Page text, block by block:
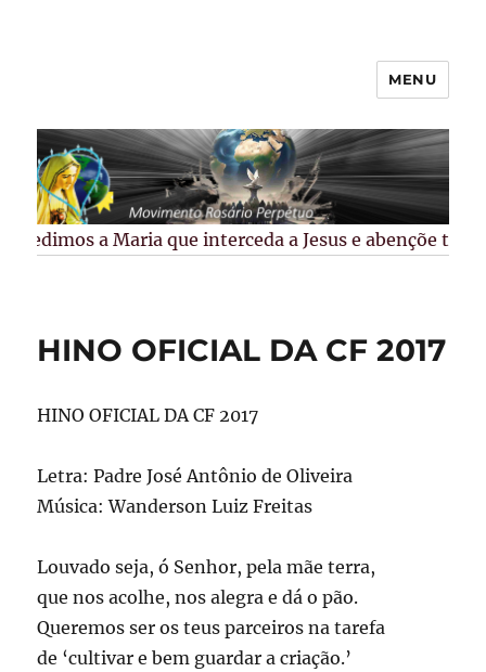
Guarapuava/PR
MENU
Pedimos a Maria que interceda a Jesus e abençõe
HINO OFICIAL DA CF 2017
HINO OFICIAL DA CF 2017
Letra: Padre José Antônio de Oliveira
Música: Wanderson Luiz Freitas
Louvado seja, ó Senhor, pela mãe terra,
que nos acolhe, nos alegra e dá o pão.
Queremos ser os teus parceiros na tarefa
de ‘cultivar e bem guardar a criação.’